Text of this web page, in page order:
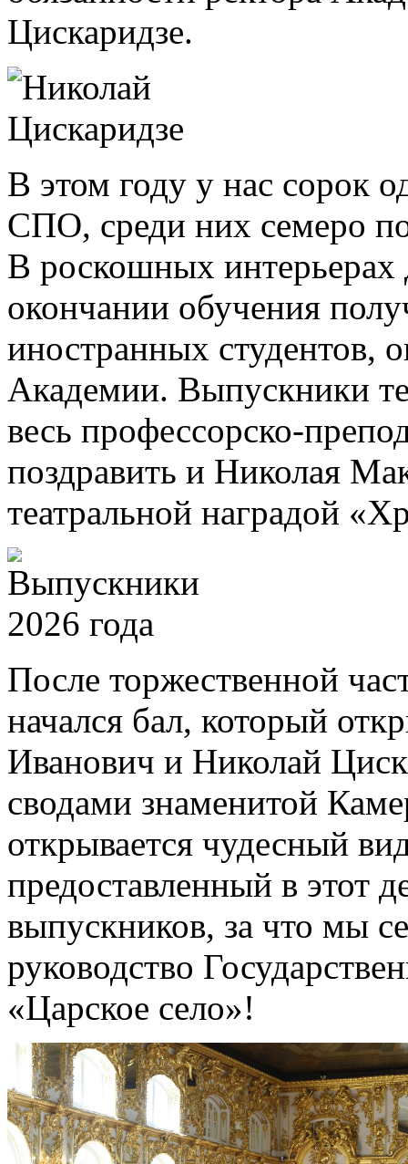
Цискаридзе.
В этом году у нас сорок
СПО, среди них семеро
В роскошных интерьерах
окончании обучения
иностранных студентов,
Академии. Выпускники
весь профессорско-
поздравить и Николая
театральной наградой
После торжественной
начался бал, который
Иванович и Николай
сводами знаменитой
открывается чудесный
предоставленный в этот
выпускников, за что мы
руководство
«Царское село»!